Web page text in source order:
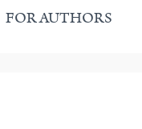
FOR AUTHORS